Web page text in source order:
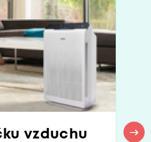
vzduchu